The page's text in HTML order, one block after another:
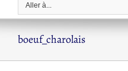
Aller à...
boeuf_charolais